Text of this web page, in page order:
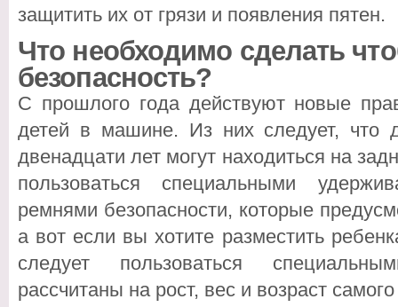
защитить их от грязи и появления пятен.
Что необходимо сделать
безопасность?
С прошлого года действуют новые
детей в машине. Из них следует, что
двенадцати лет могут находиться на
пользоваться специальными
ремнями безопасности, которые
а вот если вы хотите разместить
следует пользоваться
рассчитаны на рост, вес и возраст